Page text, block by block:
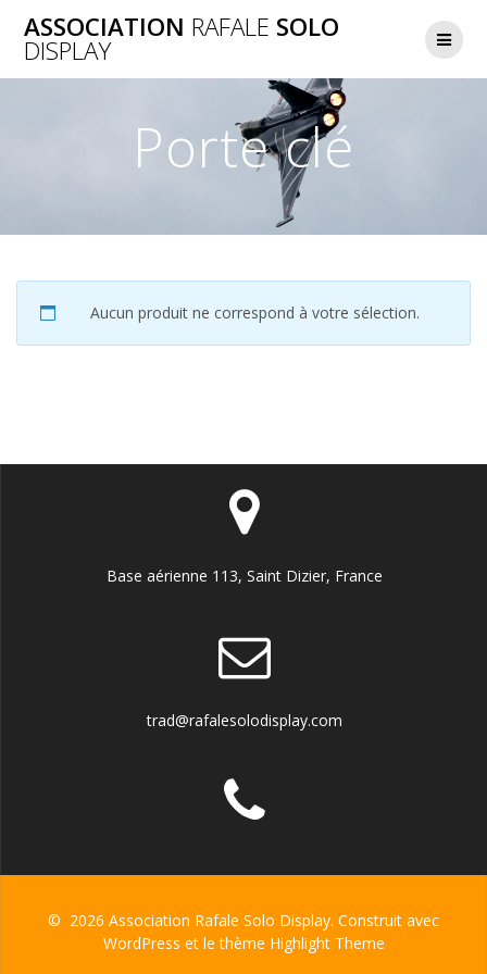
to
ASSOCIATION RAFALE SOLO
DISPLAY
Porte clé
Aucun produit ne correspond à votre sélection.
Base aérienne 113, Saint Dizier, France
trad@rafalesolodisplay.com
© 2026 Association Rafale Solo Display. Construit avec
WordPress et le thème Highlight Theme